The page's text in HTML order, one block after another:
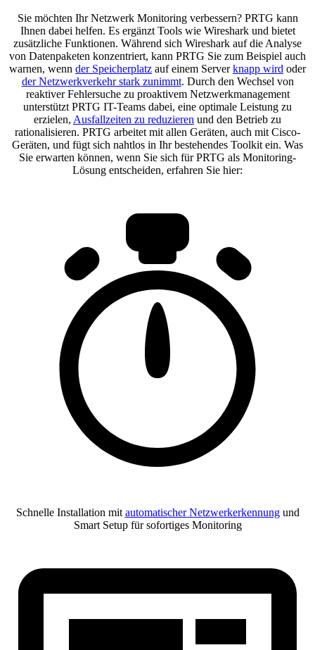
Sie möchten Ihr Netzwerk Monitoring verbessern? PRTG kann
Ihnen dabei helfen. Es ergänzt Tools wie Wireshark und bietet
zusätzliche Funktionen. Während sich Wireshark auf die Analyse
von Datenpaketen konzentriert, kann PRTG Sie zum Beispiel auch
warnen, wenn der Speicherplatz auf einem Serverknapp wird oder
der Netzwerkverkehr stark zunimmt. Durch den Wechsel von
reaktiver Fehlersuche zu proaktivem Netzwerkmanagement
unterstützt PRTG IT-Teams dabei, eine optimale Leistung zu
erzielen, Ausfallzeiten zu reduzieren und den Betrieb zu
rationalisieren. PRTG arbeitet mit allen Geräten, auch mit Cisco-
Geräten, und fügt sich nahtlos in Ihr bestehendes Toolkit ein. Was
Sie erwarten können, wenn Sie sich für PRTG als Monitoring-
Lösung entscheiden, erfahren Sie hier:
Schnelle Installation mit automatischer Netzwerkerkennungund
Smart Setup für sofortiges Monitoring